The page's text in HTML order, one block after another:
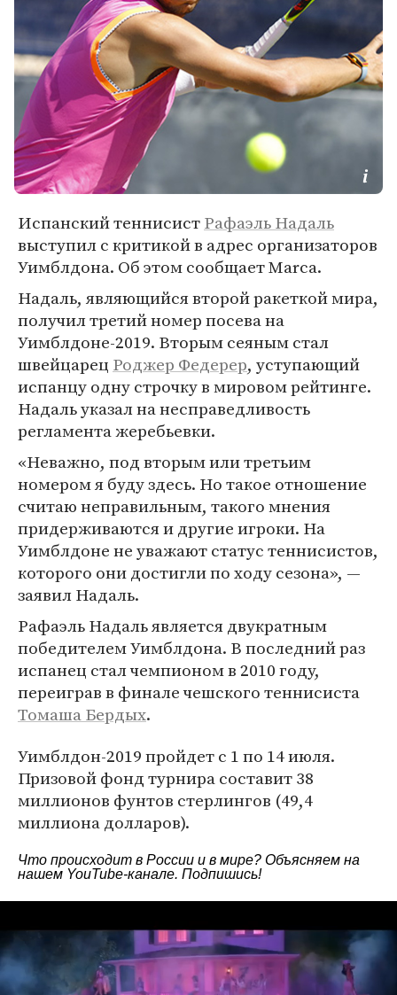
Испанский теннисистРафаэль Надаль
выступил с критикой в адрес организаторов
Уимблдона. Об этом сообщает Marca.
Надаль, являющийся второй ракеткой мира,
получил третий номер посева на
Уимблдоне-2019. Вторым сеяным стал
швейцарец Роджер Федерер, уступающий
испанцу одну строчку в мировом рейтинге.
Надаль указал на несправедливость
регламента жеребьевки.
«Неважно, под вторым или третьим
номером я буду здесь. Но такое отношение
считаю неправильным, такого мнения
придерживаются и другие игроки. На
Уимблдоне не уважают статус теннисистов,
которого они достигли по ходу сезона», —
заявил Надаль.
Рафаэль Надаль является двукратным
победителем Уимблдона. В последний раз
испанец стал чемпионом в 2010 году,
переиграв в финале чешского теннисиста
Томаша Бердых.
Уимблдон-2019 пройдет с 1 по 14 июля.
Призовой фонд турнира составит 38
миллионов фунтов стерлингов (49,4
миллиона долларов).
Что происходит в России и в мире? Объясняем на
нашем YouTube-канале. Подпишись!